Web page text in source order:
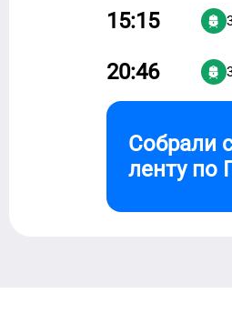
15:15
20:46
Собрали
ленту по